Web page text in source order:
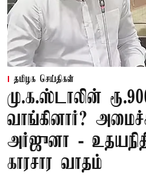
தமிழக செய்திகள்
மு.க.ஸ்டாலின்
வாங்கினார்?
அர்ஜுனா -
காரசார வாதம்